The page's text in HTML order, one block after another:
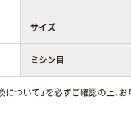
サイズ
ミシン目
について」を必ずご確認の上、